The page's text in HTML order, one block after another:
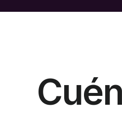
Cué